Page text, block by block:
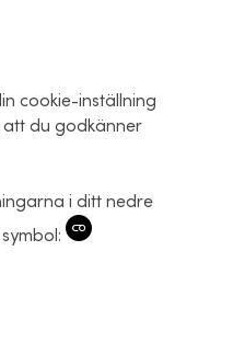
cookie-inställning
att du godkänner
i ditt nedre